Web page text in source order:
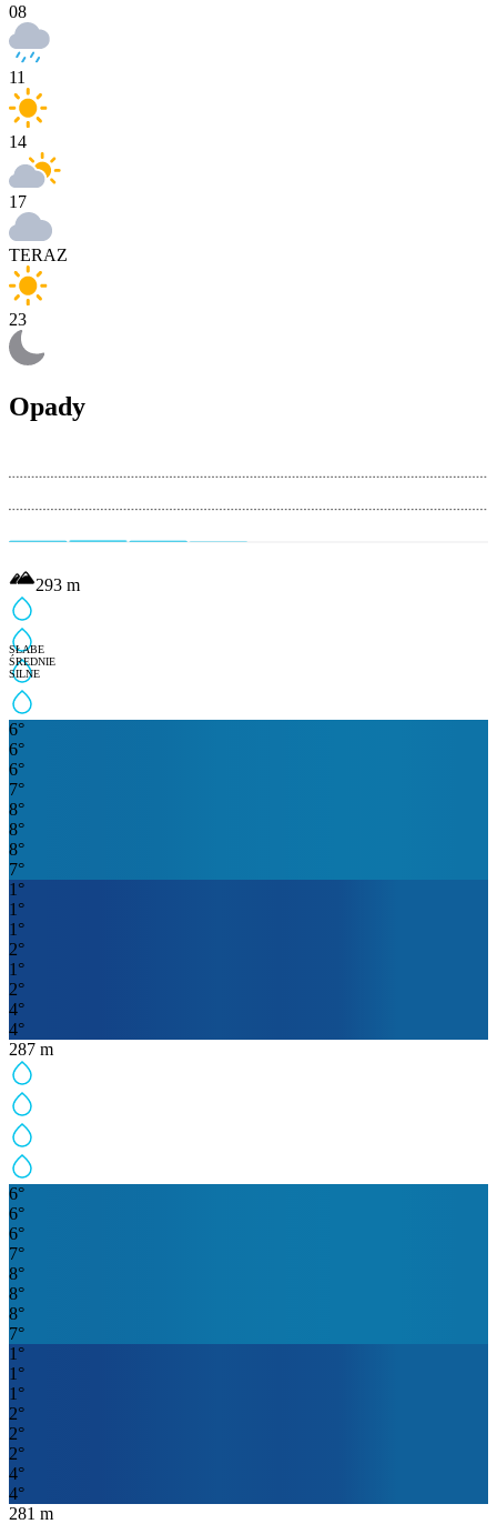
08
11
14
17
TERAZ
23
Opady
SŁABE
ŚREDNIE
SILNE
293 m
6°
6°
6°
7°
8°
8°
8°
7°
1 °
1 °
1 °
2°
1 °
2°
4°
4°
287 m
6°
6°
6°
7°
8°
8°
8°
7°
1 °
1 °
1 °
2°
2°
2°
4°
4°
281 m